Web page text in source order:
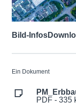
Bild-Infos
Ein Dokument
PDF - 335